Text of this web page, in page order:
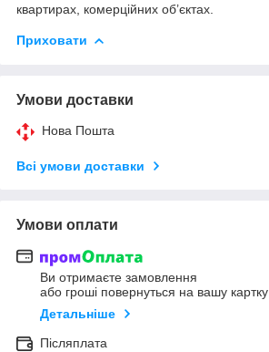
квартирах, комерційних об’єктах.
Приховати
Умови доставки
Нова Пошта
Всі умови доставки
Умови оплати
Ви отримаєте замовлення
або гроші повернуться на вашу картку
Детальніше
Післяплата